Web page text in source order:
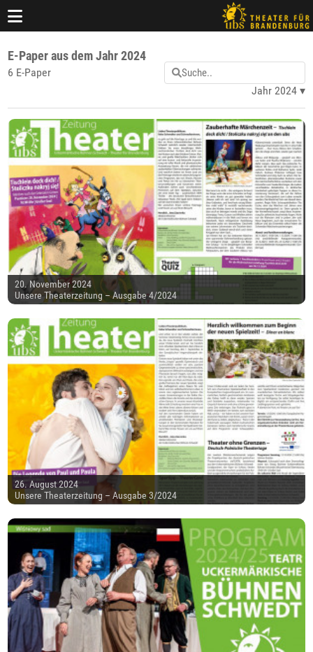
E-Paper aus dem Jahr 2024
6 E-Paper
Jahr 2024
20. November 2024
Unsere Theaterzeitung – Ausgabe 4/2024
26. August 2024
Unsere Theaterzeitung – Ausgabe 3/2024